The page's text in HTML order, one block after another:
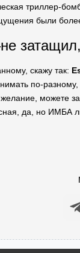
триллер-
были
скажу так:
по-
можете
да, но